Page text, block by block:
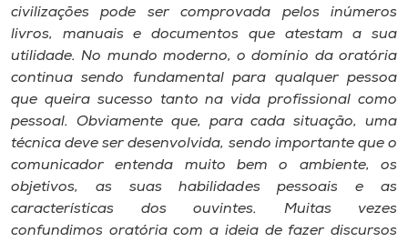
Unoesc
Store
Selecione
A+
A-
civilizações pode ser comprovada pelos inúmeros
livros, manuais e documentos que atestam a sua
utilidade. No mundo moderno, o domínio da oratória
continua sendo fundamental para qualquer pessoa
que queira sucesso tanto na vida profissional como
pessoal. Obviamente que, para cada situação, uma
técnica deve ser desenvolvida, sendo importante que o
comunicador entenda muito bem o ambiente, os
objetivos, as suas habilidades pessoais e as
características dos ouvintes. Muitas vezes
confundimos oratória com a ideia de fazer discursos